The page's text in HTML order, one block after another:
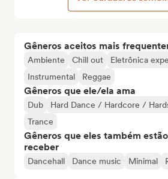
Gêneros aceitos mais
Ambiente Chill out
Eletrônica
Instrumental
Reggae
Gêneros que ele/ela ama
Dub Hard Dance / Hardcore /
Trance
Gêneros que eles também
receber
Dancehall Dance music Minimal